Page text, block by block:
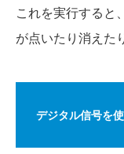
これを実行すると
が点いたり消えた
デジタル信号を